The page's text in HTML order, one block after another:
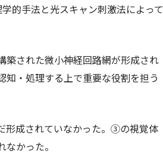
的手法と光スキャン刺激法によって
築された微小神経回路網が形成され
・処理する上で重要な役割を担う
形成されていなかった。③の視覚体
かった。